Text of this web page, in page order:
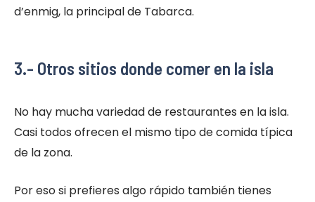
d’enmig, la principal de Tabarca.
3.- Otros sitios donde comer en la isla
No hay mucha variedad de restaurantes en la isla.
Casi todos ofrecen el mismo tipo de comida típica
de la zona.
Por eso si prefieres algo rápido también tienes